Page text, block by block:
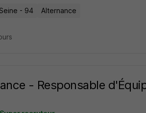
- 94 Alternance
- Responsable